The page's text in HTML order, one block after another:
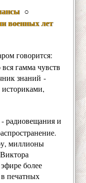
○
военных лет
говорится:
гамма чувств
знаний -
радиовещания и
миллионы
более
печатных